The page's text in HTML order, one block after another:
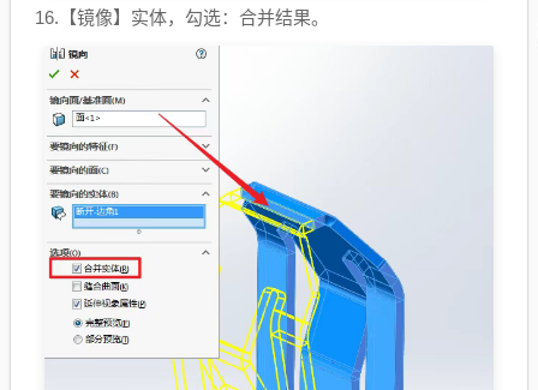
16.【镜像】实体，勾选：合并结果。